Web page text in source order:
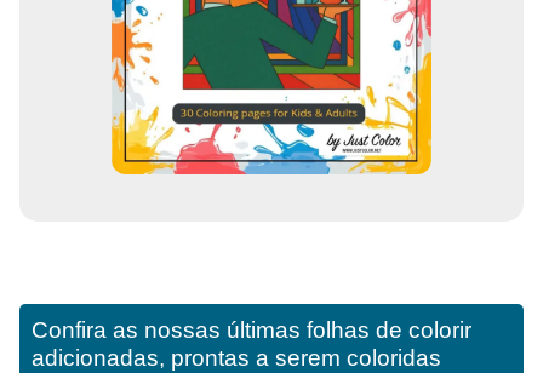
Confira as nossas últimas folhas de colorir
adicionadas, prontas a serem coloridas